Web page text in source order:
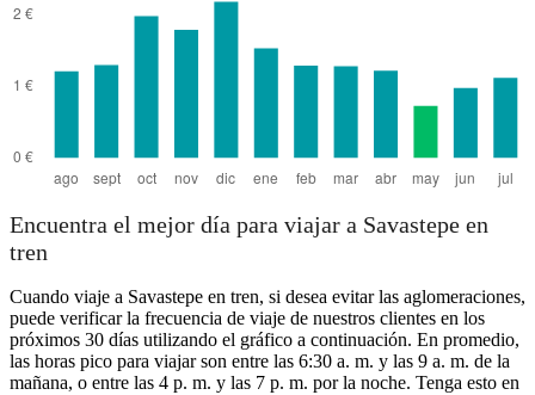
Encuentra el mejor día para viajar a Savastepe en
tren
Cuando viaje a Savastepe en tren, si desea evitar las aglomeraciones,
puede verificar la frecuencia de viaje de nuestros clientes en los
próximos 30 días utilizando el gráfico a continuación. En promedio,
las horas pico para viajar son entre las 6:30 a. m. y las 9 a. m. de la
mañana, o entre las 4 p. m. y las 7 p. m. por la noche. Tenga esto en